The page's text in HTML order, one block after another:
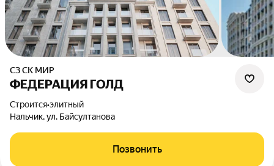
СЗ СК МИР
ФЕДЕРАЦИЯ ГОЛД
Строится•элитный
Нальчик, ул. Байсултанова
Позвонить